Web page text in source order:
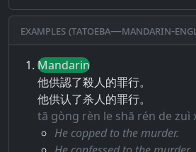
Examples (Tatoeba—Mandarin-
Mandarin
他供認了殺人的罪行。
他供认了杀人的罪行。
tā gòng rèn le shā rén de zuì
He copped to the murder.